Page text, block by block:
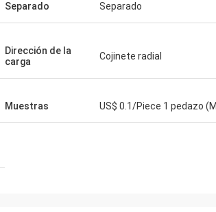
Separado Separado
Dirección de la
carga
Cojinete radial
Muestras US$ 0.1/Piece 1 pedazo